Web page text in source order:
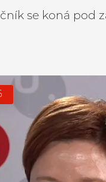
se koná pod